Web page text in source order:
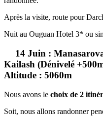
Après la visite, route pour
Nuit au Ouguan Hotel 3* ou
14 Juin :
Kailash (Dénivelé
Altitude : 5060m
Nous avons le choix de 2
Soit, nous allons randonner